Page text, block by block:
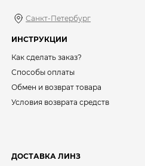
Санкт-Петербург
ИНСТРУКЦИИ
Как сделать заказ?
Способы оплаты
Обмен и возврат товара
Условия возврата средств
ДОСТАВКА ЛИНЗ